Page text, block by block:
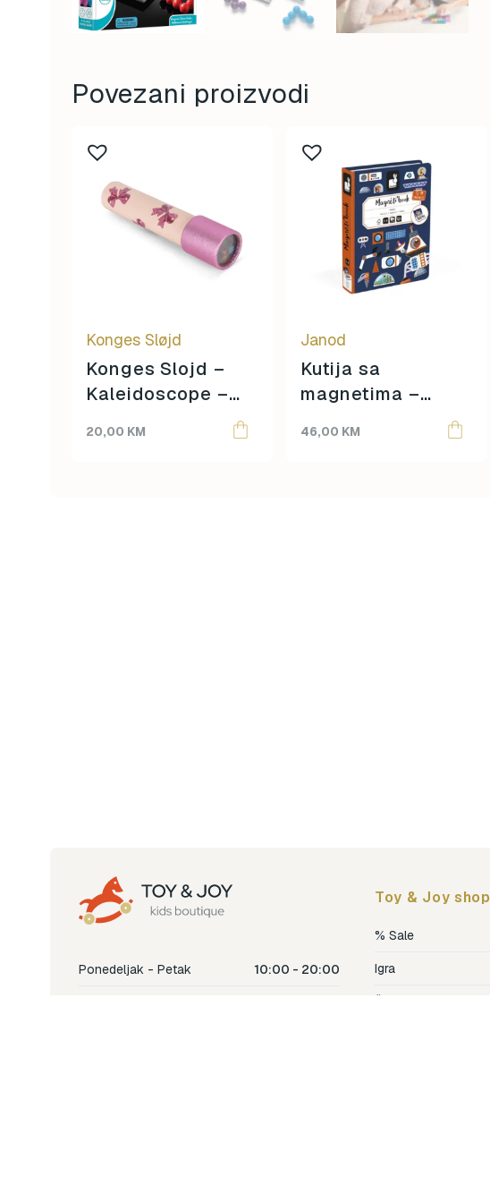
Povezani proizvodi
Konges Sløjd
Konges Slojd –
Kaleidoscope –
20,00 KM
Janod
Kutija sa
magnetima –
46,00 KM
Ponedeljak - Petak 10:00 - 20:00
Toy & Joy shop
% Sale
Igra